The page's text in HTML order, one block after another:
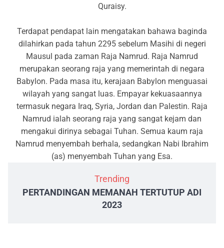
Quraisy.
Terdapat pendapat lain mengatakan bahawa baginda
dilahirkan pada tahun 2295 sebelum Masihi di negeri
Mausul pada zaman Raja Namrud. Raja Namrud
merupakan seorang raja yang memerintah di negara
Babylon. Pada masa itu, kerajaan Babylon menguasai
wilayah yang sangat luas. Empayar kekuasaannya
termasuk negara Iraq, Syria, Jordan dan Palestin. Raja
Namrud ialah seorang raja yang sangat kejam dan
mengakui dirinya sebagai Tuhan. Semua kaum raja
Namrud menyembah berhala, sedangkan Nabi Ibrahim
(as) menyembah Tuhan yang Esa.
Trending
PERTANDINGAN MEMANAH TERTUTUP ADI
2023